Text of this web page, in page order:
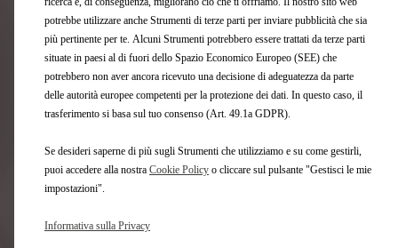
Come funziona il pagamento in contanti?
Posso annullare l'acquisto?
potrebbe utilizzare anche Strumenti di terze parti per inviare pubblicità che sia
più pertinente per te. Alcuni Strumenti potrebbero essere trattati da terze parti
situate in paesi al di fuori dello Spazio Economico Europeo (SEE) che
potrebbero non aver ancora ricevuto una decisione di adeguatezza da parte
delle autorità europee competenti per la protezione dei dati. In questo caso, il
trasferimento si basa sul tuo consenso (Art. 49.1a GDPR).
Se desideri saperne di più sugli Strumenti che utilizziamo e su come gestirli,
puoi accedere alla nostra Cookie Policy o cliccare sul pulsante "Gestisci le mie
impostazioni".
Informativa sulla Privacy